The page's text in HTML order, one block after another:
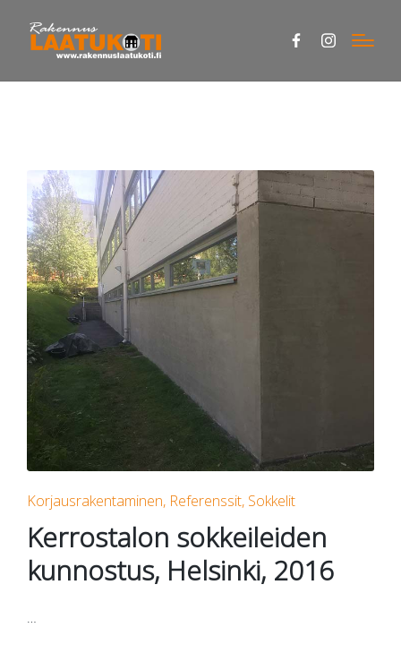
Facebook
Instagram
Posted
in
Korjausrakentaminen Referenssit Sokkelit
Kerrostalon sokkeileiden
kunnostus, Helsinki, 2016
…